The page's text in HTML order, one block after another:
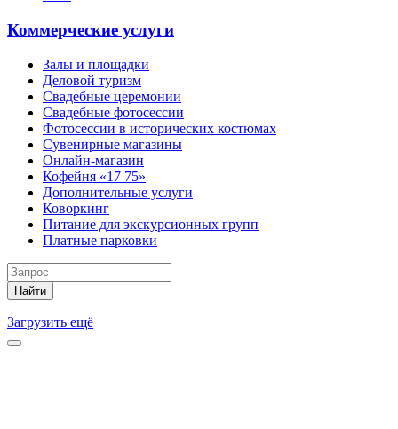
Коммерческие услуги
Залы и площадки
Деловой туризм
Свадебные церемонии
Свадебные фотосессии
Фотосессии в исторических костюмах
Сувенирные магазины
Онлайн-магазин
Кофейня «17 75»
Дополнительные услуги
Коворкинг
Питание для экскурсионных групп
Платные парковки
Найти
Загрузить ещё